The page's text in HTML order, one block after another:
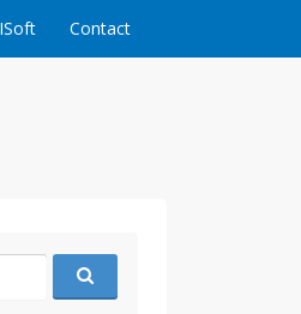
Contact